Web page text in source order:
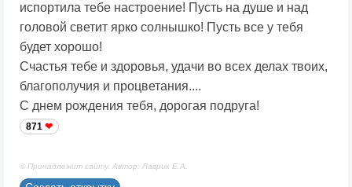
испортила тебе настроение! Пусть на душе и над
головой светит ярко солнышко! Пусть все у тебя
будет хорошо!
Счастья тебе и здоровья, удачи во всех делах твоих,
благополучия и процветания....
С днем рождения тебя, дорогая подруга!
871
© Принадлежит сайту. Автор: Лаврик Е.А.